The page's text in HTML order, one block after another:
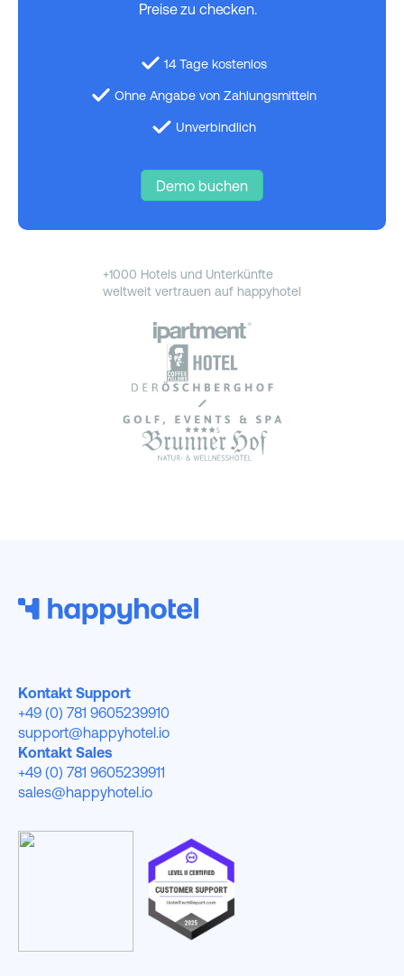
Preise zu checken.
14 Tage kostenlos
Ohne Angabe von Zahlungsmitteln
Unverbindlich
Demo buchen
+1000 Hotels und Unterkünfte
weltweit vertrauen auf happyhotel
Kontakt Support
+49 (0) 781 9605239910
support@happyhotel.io
Kontakt Sales
+49 (0) 781 9605239911
sales@happyhotel.io